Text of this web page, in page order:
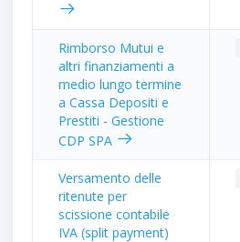
Rimborso Mutui e
altri finanziamenti a
medio lungo termine
a Cassa Depositi e
Prestiti - Gestione
CDP SPA
Versamento delle
ritenute per
scissione contabile
IVA (split payment)